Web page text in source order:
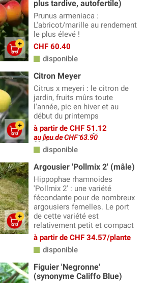
plus tardive, autofertile)
Prunus armeniaca :
L'abricot/marille au rendement
le plus élevé !
CHF 60.40
disponible
Citron Meyer
Citrus x meyeri : le citron de
jardin, fruits mûrs toute
l'année, pic en hiver et au
début du printemps
à partir de CHF 51.12
au lieu de CHF 63.90
disponible
Argousier 'Pollmix 2' (mâle)
Hippophae rhamnoides
'Pollmix 2' : une variété
fécondante pour de nombreux
argousiers femelles. Le port
de cette variété est
relativement petit et compact
à partir de CHF 34.57/plante
disponible
Figuier 'Negronne'
(synonyme Califfo Blue)